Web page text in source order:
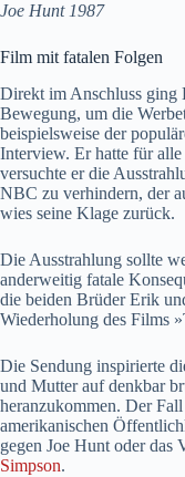
Joe Hunt 1987
Film mit fatalen Folgen
Direkt im Anschluss ging
Bewegung, um die
beispielsweise der
Interview. Er hatte für
versuchte er die
NBC zu verhindern, der
wies seine Klage zurück.
Die Ausstrahlung sollte
anderweitig fatale
die beiden Brüder Erik
Wiederholung des Films
Die Sendung inspirierte
und Mutter auf denkbar
heranzukommen. Der
amerikanischen
gegen Joe Hunt oder das
Simpson.